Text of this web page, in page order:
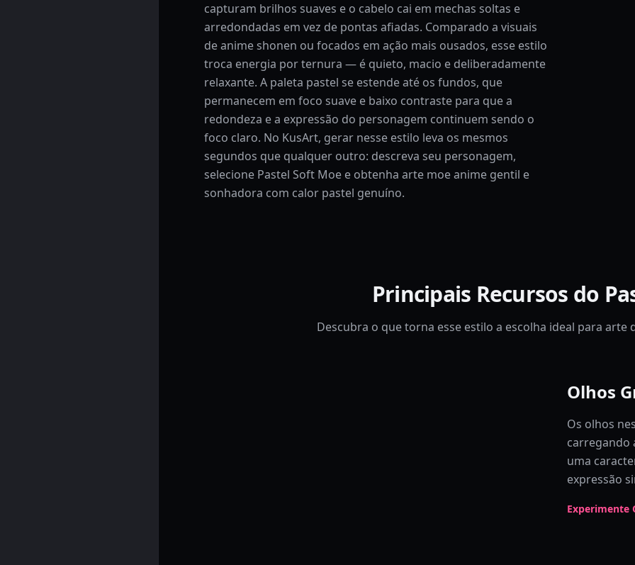
capturam brilhos suaves e o cabelo cai em mechas soltas e
arredondadas em vez de pontas afiadas. Comparado a visuais
de anime shonen ou focados em ação mais ousados, esse estilo
troca energia por ternura — é quieto, macio e deliberadamente
relaxante. A paleta pastel se estende até os fundos, que
permanecem em foco suave e baixo contraste para que a
redondeza e a expressão do personagem continuem sendo o
foco claro. No KusArt, gerar nesse estilo leva os mesmos
segundos que qualquer outro: descreva seu personagem,
selecione Pastel Soft Moe e obtenha arte moe anime gentil e
sonhadora com calor pastel genuíno.
Principais Recursos do
Descubra o que torna esse estilo a escolha ideal para
Olhos
Os olhos
carregando
uma
expressão
Experimente